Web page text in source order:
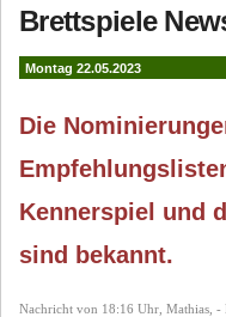
Richard Garfield Denis
Games
Brettspiele
Montag 22.05.2023
Die
Kennerspiel und
sind bekannt.
Nachricht von 18:16 Uhr, Mathias, -